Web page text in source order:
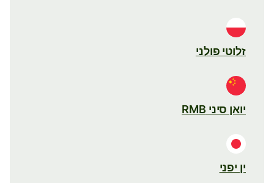
זלוטי פולני
יואן סיני RMB
ין יפני